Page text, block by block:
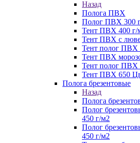
Назад
Полога ПВХ
Полог ПВХ 300
Тент ПВХ 400 г/
Тент ПВХ с
Тент полог ПВХ
Тент ПВХ
Тент полог ПВХ
Тент ПВХ 650
Полога брезентовые
Назад
Полога
Полог
450 г/м2
Полог
450 г/м2